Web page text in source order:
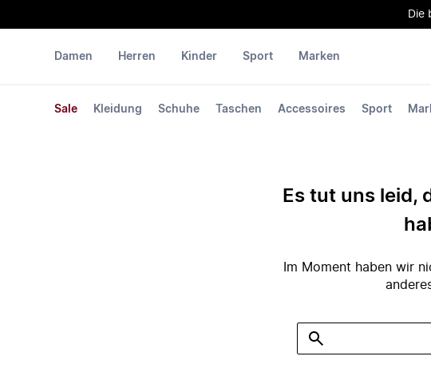
Die
Damen
Sale Kleidung Schuhe Taschen Accessoires Sport
Herren Kinder Sport Marken
Es tut uns leid,
Im Moment haben wir